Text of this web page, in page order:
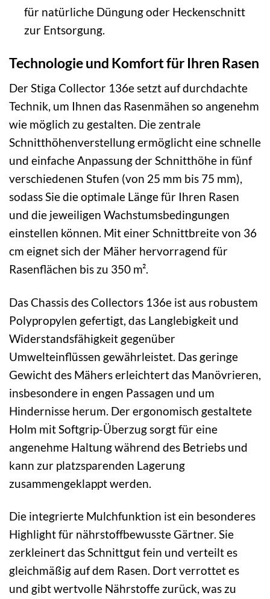
für natürliche Düngung oder Heckenschnitt
zur Entsorgung.
Technologie und Komfort für Ihren Rasen
Der Stiga Collector 136e setzt auf durchdachte
Technik, um Ihnen das Rasenmähen so angenehm
wie möglich zu gestalten. Die zentrale
Schnitthöhenverstellung ermöglicht eine schnelle
und einfache Anpassung der Schnitthöhe in fünf
verschiedenen Stufen (von 25 mm bis 75 mm),
sodass Sie die optimale Länge für Ihren Rasen
und die jeweiligen Wachstumsbedingungen
einstellen können. Mit einer Schnittbreite von 36
cm eignet sich der Mäher hervorragend für
Rasenflächen bis zu 350 m².
Das Chassis des Collectors 136e ist aus robustem
Polypropylen gefertigt, das Langlebigkeit und
Widerstandsfähigkeit gegenüber
Umwelteinflüssen gewährleistet. Das geringe
Gewicht des Mähers erleichtert das Manövrieren,
insbesondere in engen Passagen und um
Hindernisse herum. Der ergonomisch gestaltete
Holm mit Softgrip-Überzug sorgt für eine
angenehme Haltung während des Betriebs und
kann zur platzsparenden Lagerung
zusammengeklappt werden.
Die integrierte Mulchfunktion ist ein besonderes
Highlight für nährstoffbewusste Gärtner. Sie
zerkleinert das Schnittgut fein und verteilt es
gleichmäßig auf dem Rasen. Dort verrottet es
und gibt wertvolle Nährstoffe zurück, was zu